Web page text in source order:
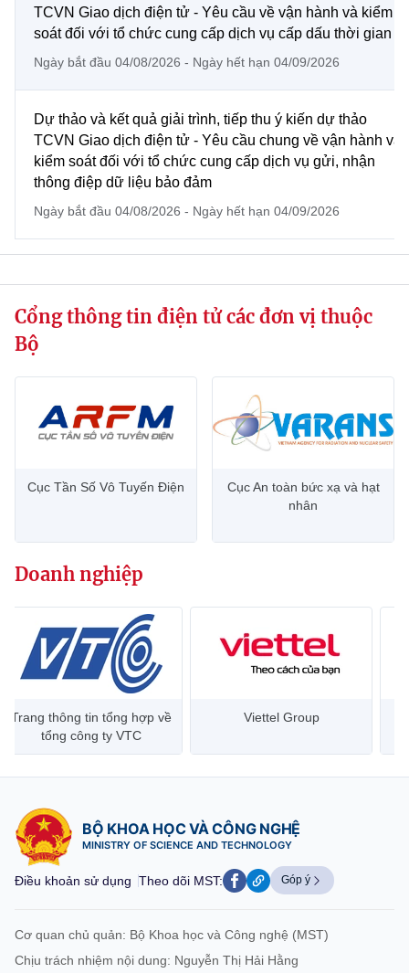
Chịu trách nhiệm nội dung: Nguyễn Thị Hải Hằng
Giám đốc Trung tâm Truyền thông Khoa học và Công nghệ.
Địa chỉ: Ban Biên tập Cổng TTĐT - 18 Nguyễn Du, TP. Hà Nội
Điện thoại: 024 3936 9506
Email:
stc@mst.gov.vn
©2026 Bản quyền thuộc Bộ Khoa Học và Công Nghệ
(Ghi rõ nguồn "https://mst.gov.vn" khi phát hành lại thông tin từ
website này)
TCVN Giao dịch điện tử - Yêu cầu về vận hành và kiểm
soát đối với tổ chức cung cấp dịch vụ cấp dấu thời gian
Ngày bắt đầu 04/08/2026 - Ngày hết hạn 04/09/2026
Dự thảo và kết quả giải trình, tiếp thu ý kiến dự thảo
TCVN Giao dịch điện tử - Yêu cầu chung về vận hành và
kiểm soát đối với tổ chức cung cấp dịch vụ gửi, nhận
thông điệp dữ liệu bảo đảm
Ngày bắt đầu 04/08/2026 - Ngày hết hạn 04/09/2026
Cổng thông tin điện tử các đơn vị thuộc
Bộ
Cục Tần Số Vô Tuyến Điện
Cục An toàn bức xạ và hạt
nhân
Doanh nghiệp
Trang thông tin tổng hợp về
tổng công ty VTC
Viettel Group
BỘ KHOA HỌC VÀ CÔNG NGHỆ
MINISTRY OF SCIENCE AND TECHNOLOGY
Điều khoản sử dụng Theo dõi MST: Góp ý
Cơ quan chủ quản: Bộ Khoa học và Công nghệ (MST)
Chịu trách nhiệm nội dung: Nguyễn Thị Hải Hằng